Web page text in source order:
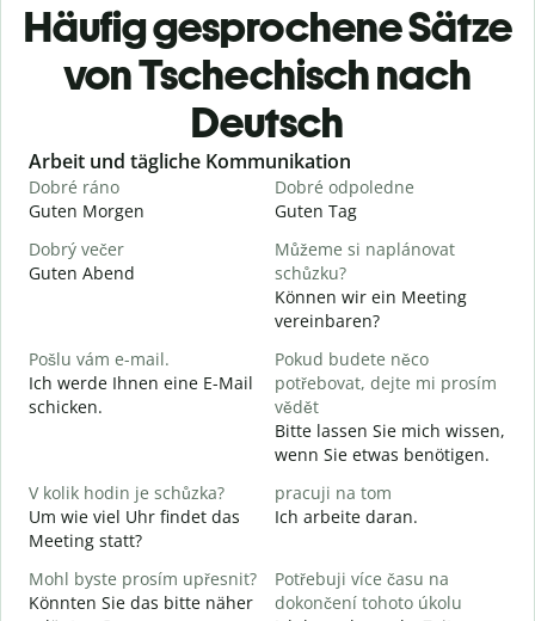
Häufig gesprochene Sätze
von Tschechisch nach
Deutsch
Slide 1 of 6
Arbeit und tägliche Kommunikation
Dobré ráno
Guten Morgen
Dobré odpoledne
Guten Tag
Dobrý večer
Guten Abend
Můžeme si naplánovat
schůzku?
Können wir ein Meeting
vereinbaren?
Pošlu vám e-mail.
Ich werde Ihnen eine E-Mail
schicken.
Pokud budete něco
potřebovat, dejte mi prosím
vědět
Bitte lassen Sie mich wissen,
wenn Sie etwas benötigen.
V kolik hodin je schůzka?
Um wie viel Uhr findet das
Meeting statt?
pracuji na tom
Ich arbeite daran.
Mohl byste prosím upřesnit?
Könnten Sie das bitte näher
Potřebuji více času na
dokončení tohoto úkolu